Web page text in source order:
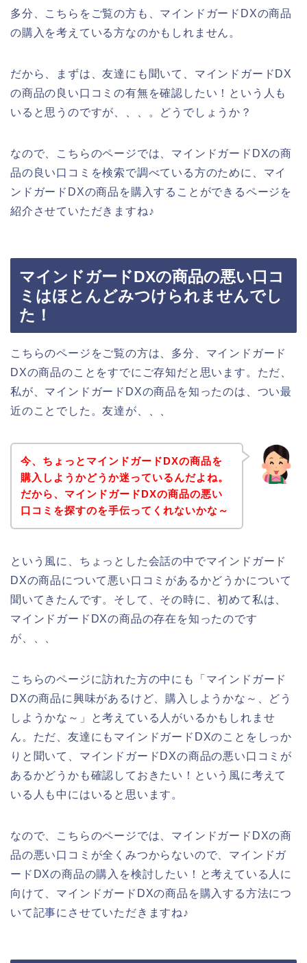
多分、こちらをご覧の方も、マインドガードDXの商品
の購入を考えている方なのかもしれません。
だから、まずは、友達にも聞いて、マインドガードDX
の商品の良い口コミの有無を確認したい！という人も
いると思うのですが、、、。どうでしょうか？
なので、こちらのページでは、マインドガードDXの商
品の良い口コミを検索で調べている方のために、マイ
ンドガードDXの商品を購入することができるページを
紹介させていただきますね♪
マインドガードDXの商品の悪い口コ
ミはほとんどみつけられませんでし
た！
こちらのページをご覧の方は、多分、マインドガード
DXの商品のことをすでにご存知だと思います。ただ、
私が、マインドガードDXの商品を知ったのは、つい最
近のことでした。友達が、、、
今、ちょっとマインドガードDXの商品を
購入しようかどうか迷っているんだよね。
だから、マインドガードDXの商品の悪い
口コミを探すのを手伝ってくれないかな～
という風に、ちょっとした会話の中でマインドガード
DXの商品について悪い口コミがあるかどうかについて
聞いてきたんです。そして、その時に、初めて私は、
マインドガードDXの商品の存在を知ったのです
が、、、
こちらのページに訪れた方の中にも「マインドガード
DXの商品に興味があるけど、購入しようかな～、どう
しようかな～」と考えている人がいるかもしれませ
ん。ただ、友達にもマインドガードDXのことをしっか
りと聞いて、マインドガードDXの商品の悪い口コミが
あるかどうかも確認しておきたい！という風に考えて
いる人も中にはいると思います。
なので、こちらのページでは、マインドガードDXの商
品の悪い口コミが全くみつからないので、マインドガ
ードDXの商品の購入を検討したい！と考えている人に
向けて、マインドガードDXの商品を購入する方法につ
いて記事にさせていただきますね♪